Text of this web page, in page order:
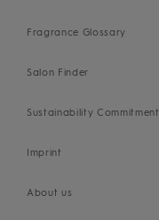
Fragrance Glossary
Salon Finder
Sustainability Commitment
Imprint
About us